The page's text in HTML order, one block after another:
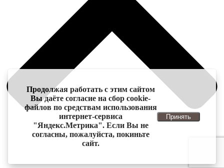
Продолжая работать с этим сайтом
Вы даёте согласие на сбор cookie-
файлов по средствам использования
интернет-сервиса
"Яндекс.Метрика". Если Вы не
согласны, пожалуйста, покиньте
сайт.
Принять